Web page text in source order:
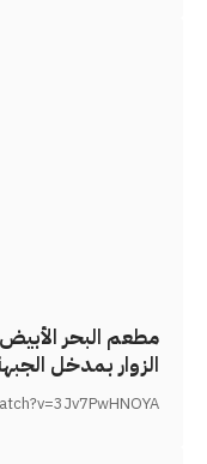
مطعم البحر
الزوار بمدخل